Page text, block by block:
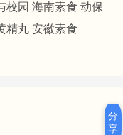
校园 海南素食 动保
精丸 安徽素食
分
享